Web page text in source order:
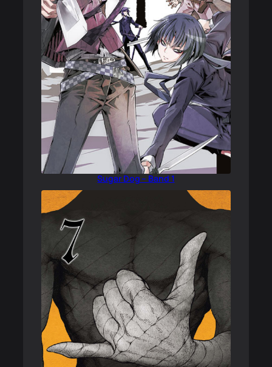
Sugar Dog – Band 1